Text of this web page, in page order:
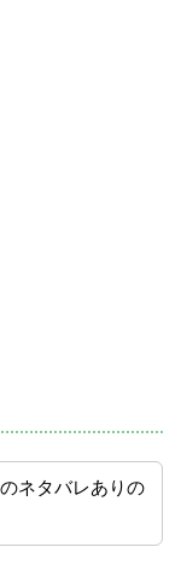
ネタバレありの